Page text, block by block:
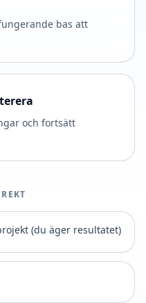
bas att
och fortsätt
(du äger resultatet)